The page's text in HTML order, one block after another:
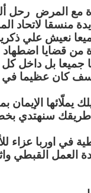
مع المرض رحل
منسقا لاتحاد
نعيش علي
من قضايا اضطهاد
جميعا بل داخل
كان عظيما في
الإيمان
طريقك سنهتدي
في اوربا عزاء
العمل القبطي